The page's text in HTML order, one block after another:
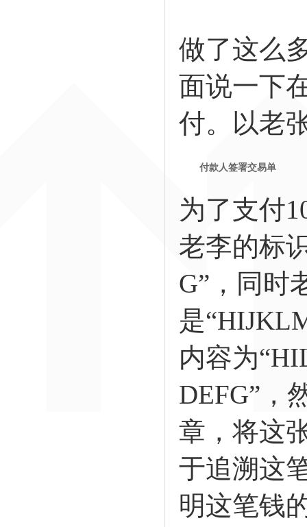
做了这么
面说一下
付。以老
付款人签署交易单
为了支付
老李的标
G”，同时
是
内容为
DEFG”，
章，将这
于追溯这
明这笔钱